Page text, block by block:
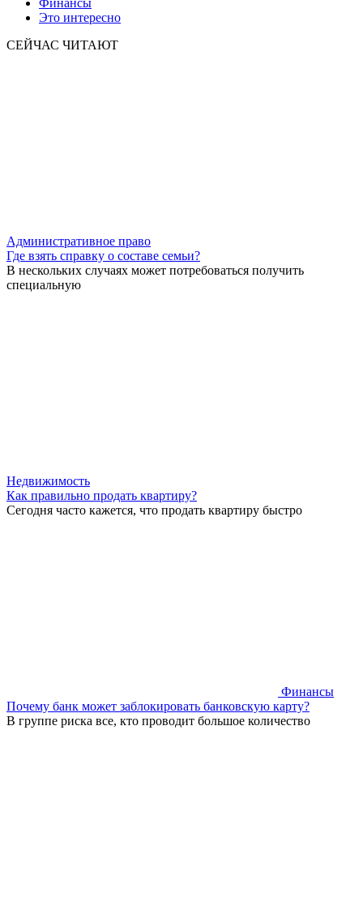
Финансы
Это интересно
СЕЙЧАС ЧИТАЮТ
Административное право
Где взять справку о составе семьи?
В нескольких случаях может потребоваться получить
специальную
Недвижимость
Как правильно продать квартиру?
Сегодня часто кажется, что продать квартиру быстро
Финансы
Почему банк может заблокировать банковскую карту?
В группе риска все, кто проводит большое количество